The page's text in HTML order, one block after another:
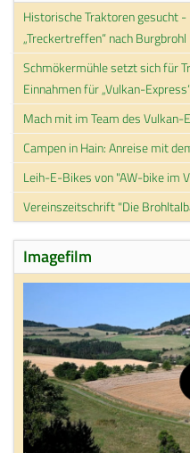
Historische Traktoren gesucht
„Treckertreffen“ nach Burgbrohl
Schmökermühle setzt sich für
Einnahmen für „Vulkan-
Mach mit im Team des Vulkan-
Campen in Hain: Anreise mit
Leih-E-Bikes von "AW-bike im
Vereinszeitschrift "Die
Imagefilm